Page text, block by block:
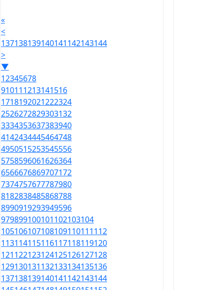
«
<
137138139140141142143144
>
▼
12345678
910111213141516
1718192021222324
2526272829303132
3334353637383940
4142434445464748
4950515253545556
5758596061626364
6566676869707172
7374757677787980
8182838485868788
8990919293949596
979899100101102103104
105106107108109110111112
113114115116117118119120
121122123124125126127128
129130131132133134135136
137138139140141142143144